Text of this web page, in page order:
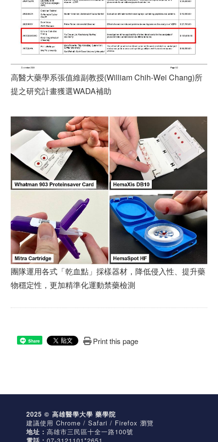
高醫大藥學系張值維副教授(William Chih-Wei Chang)所
提之研究計畫獲選WADA補助
團隊運用各式「乾血點」採樣器材，降低侵入性、提升藥
物穩定性，更加精準化運動禁藥檢測
Share Print this page
2025 © 高雄醫學大學 藥學院
建議使用 Chrome / Safari / Firefox 瀏覽
地址： 高雄市三民區十全一路100號